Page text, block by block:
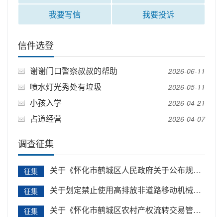
区人社局我要写信
我要投诉
信件选登
谢谢门口警察叔叔的帮助 2026-06-11
喷水灯光秀处有垃圾 2026-05-11
小孩入学 2026-04-21
占道经营 2026-04-07
调查征集
征集
关于《怀化市鹤城区人民政府关于公布规范
征集
关于划定禁止使用高排放非道路移动机械区
征集
关于《怀化市鹤城区农村产权流转交易管理